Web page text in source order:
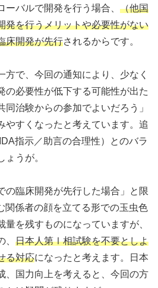
バルで開発を行う場合、 （他国
発を行うメリットや必要性がない
床開発が先行されるからです。
方で、今回の通知により、少なく
の必要性が低下する可能性が出た
同治験からの参加でよいだろう」
やすくなったと考えています。追
指示／助言の合理性）とのバラ
ょうが。
の臨床開発が先行した場合」と限
関係者の顔を立てる形での玉虫色
量を残すものになっていますが、
日本人第Ⅰ相試験を不要としよ
る対応になったと考えます。日本
、国力向上を考えると、今回の方